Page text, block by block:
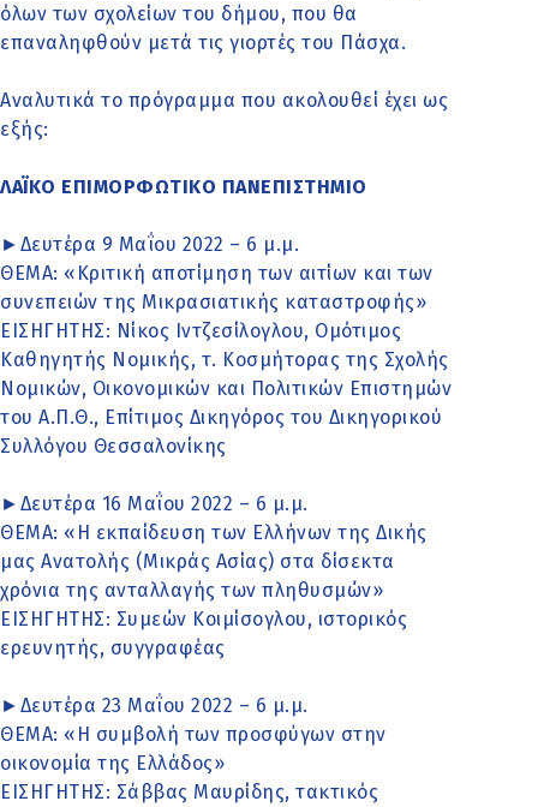
όλων των σχολείων του δήμου, που θα
επαναληφθούν μετά τις γιορτές του Πάσχα.
Αναλυτικά το πρόγραμμα που ακολουθεί έχει ως
εξής:
ΛΑΪΚΟ ΕΠΙΜΟΡΦΩΤΙΚΟ ΠΑΝΕΠΙΣΤΗΜΙΟ
►Δευτέρα 9 Μαΐου 2022 – 6 μ.μ.
ΘΕΜΑ: «Κριτική αποτίμηση των αιτίων και των
συνεπειών της Μικρασιατικής καταστροφής»
ΕΙΣΗΓΗΤΗΣ: Νίκος Ιντζεσίλογλου, Ομότιμος
Καθηγητής Νομικής, τ. Κοσμήτορας της Σχολής
Νομικών, Οικονομικών και Πολιτικών Επιστημών
του Α.Π.Θ., Επίτιμος Δικηγόρος του Δικηγορικού
Συλλόγου Θεσσαλονίκης
►Δευτέρα 16 Μαΐου 2022 – 6 μ.μ.
ΘΕΜΑ: «Η εκπαίδευση των Ελλήνων της Δικής
μας Ανατολής (Μικράς Ασίας) στα δίσεκτα
χρόνια της ανταλλαγής των πληθυσμών»
ΕΙΣΗΓΗΤΗΣ: Συμεών Κοιμίσογλου, ιστορικός
ερευνητής, συγγραφέας
►Δευτέρα 23 Μαΐου 2022 – 6 μ.μ.
ΘΕΜΑ: «Η συμβολή των προσφύγων στην
οικονομία της Ελλάδος»
ΕΙΣΗΓΗΤΗΣ: Σάββας Μαυρίδης, τακτικός